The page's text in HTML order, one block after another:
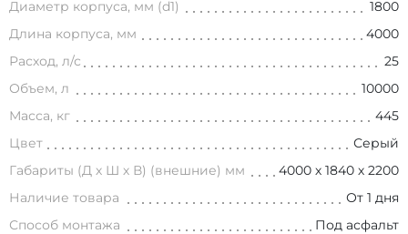
Диаметр корпуса, мм (d1)
1800
Длина корпуса, мм
4000
Расход, л/с
25
Объем, л
10000
Масса, кг
445
Цвет
Серый
Габариты (Д х Ш х В) (внешние) мм
4000 х 1840 х 2200
Наличие товара
От 1 дня
Способ монтажа
Под асфальт